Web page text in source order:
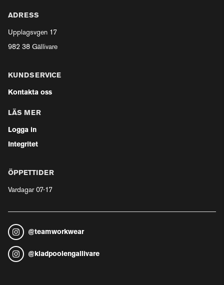
ADRESS
Upplagsvgen 17
982 38 Gällivare
KUNDSERVICE
Kontakta oss
LÄS MER
Logga in
Integritet
ÖPPETTIDER
Vardagar 07-17
@teamworkwear
@ kladpoolengallivare